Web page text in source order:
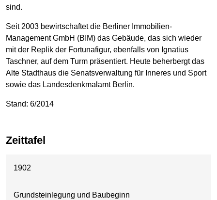
sind.
Seit 2003 bewirtschaftet die Berliner Immobilien-
Management GmbH (BIM) das Gebäude, das sich wieder
mit der Replik der Fortunafigur, ebenfalls von Ignatius
Taschner, auf dem Turm präsentiert. Heute beherbergt das
Alte Stadthaus die Senatsverwaltung für Inneres und Sport
sowie das Landesdenkmalamt Berlin.
Stand: 6/2014
Zeittafel
1902
Grundsteinlegung und Baubeginn